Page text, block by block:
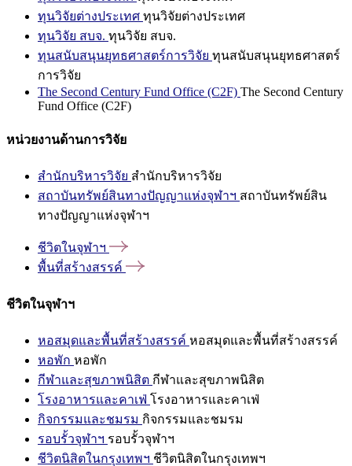
ทุนวิจัยต่างประเทศ ทุนวิจัยต่างประเทศ
ทุนวิจัย สบจ. ทุนวิจัย สบจ.
ทุนสนับสนุนยุทธศาสตร์การวิจัย ทุนสนับสนุนยุทธศาสตร์
การวิจัย
The Second Century Fund Office (C2F) The Second Century
Fund Office (C2F)
หน่วยงานด้านการวิจัย
สำนักบริหารวิจัย สำนักบริหารวิจัย
สถาบันทรัพย์สินทางปัญญาแห่งจุฬาฯ สถาบันทรัพย์สิน
ทางปัญญาแห่งจุฬาฯ
ชีวิตในจุฬาฯ
พื้นที่สร้างสรรค์
ชีวิตในจุฬาฯ
หอสมุดและพื้นที่สร้างสรรค์ หอสมุดและพื้นที่สร้างสรรค์
หอพัก หอพัก
กีฬาและสุขภาพนิสิต กีฬาและสุขภาพนิสิต
โรงอาหารและคาเฟ่ โรงอาหารและคาเฟ่
กิจกรรมและชมรม กิจกรรมและชมรม
รอบรั้วจุฬาฯ รอบรั้วจุฬาฯ
ชีวิตนิสิตในกรุงเทพฯ ชีวิตนิสิตในกรุงเทพฯ